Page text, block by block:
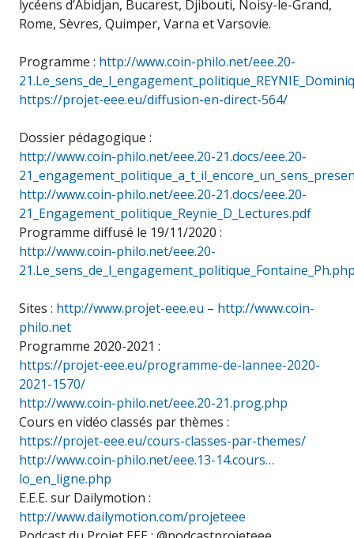
lycéens d’Abidjan, Bucarest, Djibouti, Noisy-le-Grand,
Rome, Sèvres, Quimper, Varna et Varsovie.
Programme : http://www.coin-philo.net/eee.20-
https://projet-eee.eu/diffusion-en-direct-564/
Dossier pédagogique :
http://www.coin-philo.net/eee.20-21.docs/eee.20-
http://www.coin-philo.net/eee.20-21.docs/eee.20-
21_Engagement_politique_Reynie_D_Lectures.pdf
Programme diffusé le 19/11/2020 :
http://www.coin-philo.net/eee.20-
Sites : http://www.projet-eee.eu – http://www.coin-
philo.net
Programme 2020-2021 :
https://projet-eee.eu/programme-de-lannee-2020-
2021-1570/
http://www.coin-philo.net/eee.20-21.prog.php
Cours en vidéo classés par thèmes :
https://projet-eee.eu/cours-classes-par-themes/
http://www.coin-philo.net/eee.13-14.cours…
lo_en_ligne.php
E.E.E. sur Dailymotion :
http://www.dailymotion.com/projeteee